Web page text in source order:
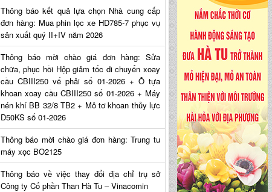
Thông báo kết quả lựa chọn Nhà cung cấp
đơn hàng: Mua phin lọc xe HD785-7 phục vụ
sản xuất quý II+IV năm 2026
Thông báo mời chào giá đơn hàng: Sửa
chữa, phục hồi Hộp giảm tốc di chuyển xoay
cầu CBIII250 vế phải số 01-2026 + Ô tựa
khoan xoay cầu CBIII250 số 01-2026 + Máy
nén khí BB 32/8 TB2 + Mô tơ khoan thủy lực
D50KS số 01-2026
Thông báo mời chào giá đơn hàng: Trung tu
máy xọc BO2125
Thông báo về việc thay đổi địa chỉ trụ sở
Công ty Cổ phần Than Hà Tu – Vinacomin